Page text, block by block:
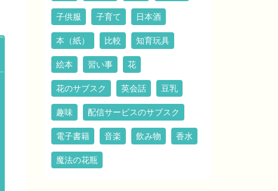
子供服 子育て 日本酒
本（紙） 比較 知育玩具
絵本 習い事 花
花のサブスク 英会話 豆乳
趣味 配信サービスのサブスク
電子書籍 音楽 飲み物 香水
魔法の花瓶